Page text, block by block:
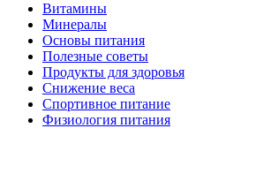
Витамины
Минералы
Основы питания
Полезные советы
Продукты для здоровья
Снижение веса
Спортивное питание
Физиология питания